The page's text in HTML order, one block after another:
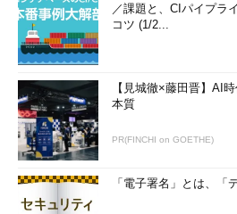
／課題と、CIパイプラ
コツ (1/2...
【見城徹×藤田晋】AI
本質
PR(FINCHI on GOETHE)
「電子署名」とは、「